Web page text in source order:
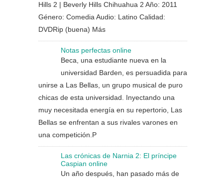
Hills 2 | Beverly Hills Chihuahua 2 Año: 2011
Género: Comedia Audio: Latino Calidad:
DVDRip (buena) Más
Notas perfectas online
Beca, una estudiante nueva en la
universidad Barden, es persuadida para
unirse a Las Bellas, un grupo musical de puro
chicas de esta universidad. Inyectando una
muy necesitada energía en su repertorio, Las
Bellas se enfrentan a sus rivales varones en
una competición.P
Las crónicas de Narnia 2: El príncipe
Caspian online
Un año después, han pasado más de